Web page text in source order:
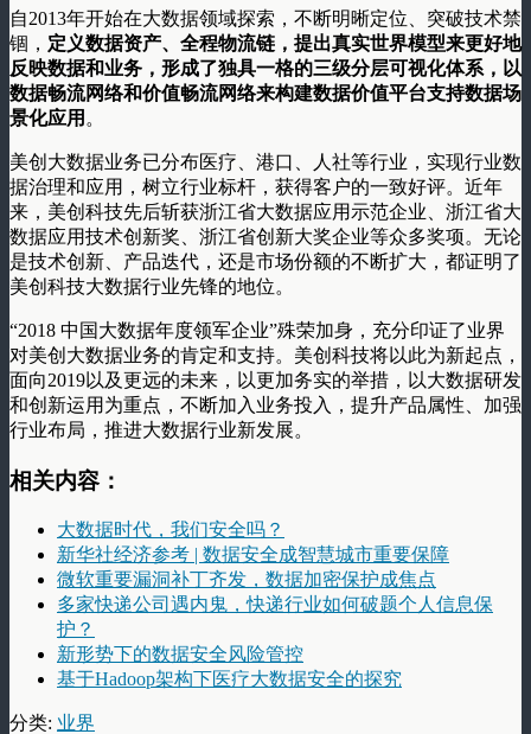
自2013年开始在大数据领域探索，不断明晰定位、突破技术禁
锢， 定义数据资产、全程物流链，提出真实世界模型来更好地
反映数据和业务，形成了独具一格的三级分层可视化体系，以
数据畅流网络和价值畅流网络来构建数据价值平台支持数据场
景化应用 。
美创大数据业务已分布医疗、港口、人社等行业，实现行业数
据治理和应用，树立行业标杆，获得客户的一致好评。近年
来，美创科技先后斩获浙江省大数据应用示范企业、浙江省大
数据应用技术创新奖、浙江省创新大奖企业等众多奖项。无论
是技术创新、产品迭代，还是市场份额的不断扩大，都证明了
美创科技大数据行业先锋的地位。
“2018 中国大数据年度领军企业”殊荣加身，充分印证了业界
对美创大数据业务的肯定和支持。美创科技将以此为新起点，
面向2019以及更远的未来，以更加务实的举措，以大数据研发
和创新运用为重点，不断加入业务投入，提升产品属性、加强
行业布局，推进大数据行业新发展。
相关内容：
大数据时代，我们安全吗？
新华社经济参考 | 数据安全成智慧城市重要保障
微软重要漏洞补丁齐发，数据加密保护成焦点
多家快递公司遇内鬼，快递行业如何破题个人信息保
护？
新形势下的数据安全风险管控
基于Hadoop架构下医疗大数据安全的探究
分类: 业界